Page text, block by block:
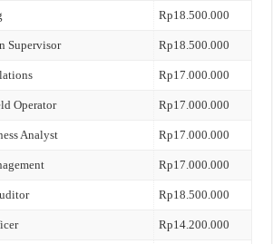
Rp18.500.000
Supervisor Rp18.500.000
Rp17.000.000
Operator Rp17.000.000
Analyst Rp17.000.000
Rp17.000.000
Rp18.500.000
Rp14.200.000